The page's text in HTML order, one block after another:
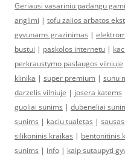
Geriausi vasariniu padangu
anglimi | tofu zalios arbatos
gyvunams grazinimas |
bustui | paskolos internetu |
perkraustymo paslaugos vilniuje
klinika | super premium | sunu
darzelis vilniuje | josera katems
guoliai sunims | dubeneliai
sunims | kaciu tualetas |
silikoninis kraikas | bentonitinis
sunims | info | kaip sutaupyti